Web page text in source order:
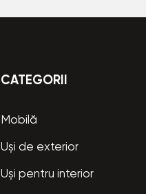
CATEGORII
Mobilă
Uși de exterior
Uși pentru interior